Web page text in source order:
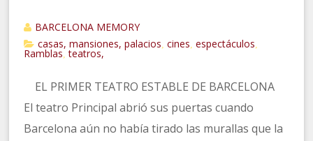
BARCELONA MEMORY
casas, mansiones, palacios
,cines ,espectáculos
Ramblas ,teatros,
EL PRIMER TEATRO ESTABLE DE BARCELONA
El teatro Principal abrió sus puertas cuando
Barcelona aún no había tirado las murallas que la